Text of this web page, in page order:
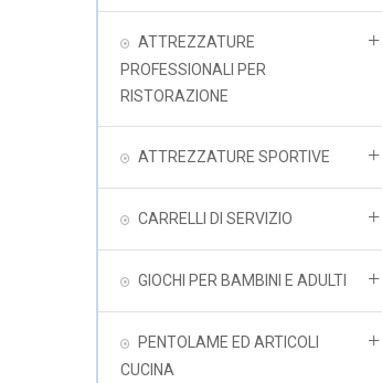
ATTREZZATURE
PROFESSIONALI PER
RISTORAZIONE
ATTREZZATURE SPORTIVE
CARRELLI DI SERVIZIO
GIOCHI PER BAMBINI E ADULTI
PENTOLAME ED ARTICOLI
CUCINA